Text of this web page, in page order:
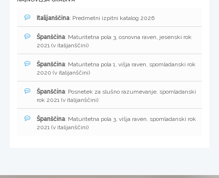
Italijanščina: Predmetni izpitni katalog 2026
Španščina: Maturitetna pola 3, osnovna raven, jesenski rok
2021 (v italijanščini)
Španščina: Maturitetna pola 1, višja raven, spomladanski rok
2020 (v italijanščini)
Španščina: Posnetek za slušno razumevanje, spomladanski
rok 2021 (v italijanščini)
Španščina: Maturitetna pola 3, višja raven, spomladanski rok
2021 (v italijanščini)